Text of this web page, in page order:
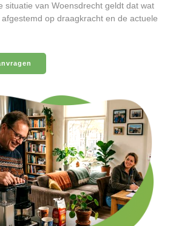
situatie van Woensdrecht geldt dat wat
op draagkracht en de actuele